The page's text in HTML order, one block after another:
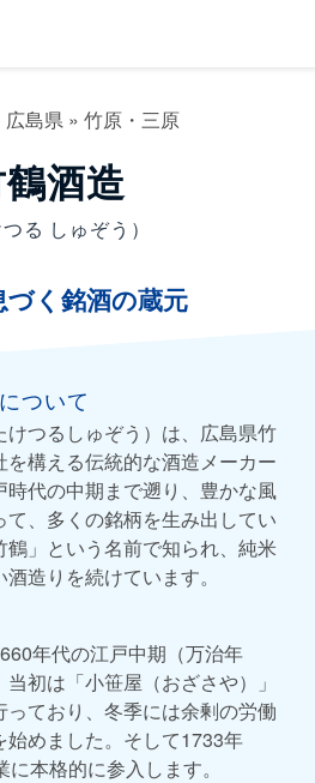
広島県» 竹原・三原
酒造
つる しゅぞう）
づく銘酒の蔵元
ついて
つるしゅぞう）は、広島県竹
構える伝統的な酒造メーカー
代の中期まで遡り、豊かな風
、多くの銘柄を生み出してい
鶴」という名前で知られ、純米
造りを続けています。
年代の江戸中期（万治年
初は「小笹屋（おざさや）」
ており、冬季には余剰の労働
始めました。そして1733年
に本格的に参入します。